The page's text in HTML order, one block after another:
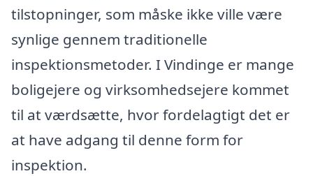
tilstopninger, som måske ikke ville være
synlige gennem traditionelle
inspektionsmetoder. I Vindinge er mange
boligejere og virksomhedsejere kommet
til at værdsætte, hvor fordelagtigt det er
at have adgang til denne form for
inspektion.